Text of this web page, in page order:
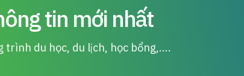
tin mới nhất
trình du học, du lịch, học bổng,....